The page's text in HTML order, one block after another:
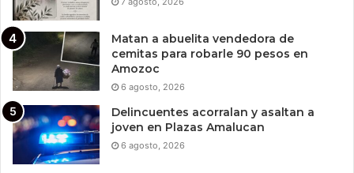
Matan a abuelita vendedora de
cemitas para robarle 90 pesos en
Amozoc
6 agosto, 2026
Delincuentes acorralan y asaltan a
joven en Plazas Amalucan
6 agosto, 2026